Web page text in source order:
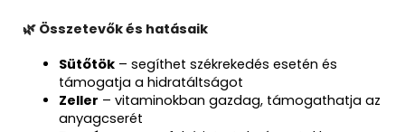
🌿 Összetevők és hatásaik
Sütőtök – segíthet székrekedés esetén és
támogatja a hidratáltságot
Zeller – vitaminokban gazdag, támogathatja az
anyagcserét